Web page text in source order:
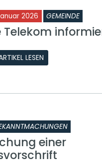
2026 GEMEINDE
Telekom
LESEN
einer